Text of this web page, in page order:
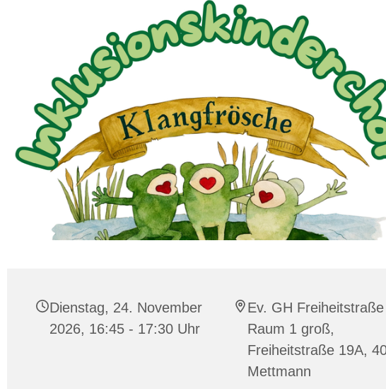
Dienstag, 24. November
2026, 16:45 - 17:30 Uhr
Ev. GH Freiheitstraße
Raum 1 groß,
Freiheitstraße 19A,
Mettmann